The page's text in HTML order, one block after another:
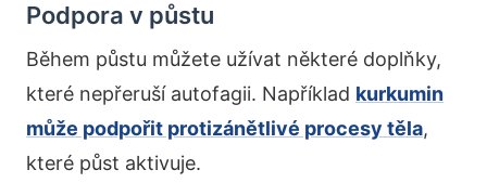
Podpora v půstu
Během půstu můžete užívat některé doplňky,
které nepřeruší autofagii. Například kurkumin
může podpořit protizánětlivé procesy těla,
které půst aktivuje.